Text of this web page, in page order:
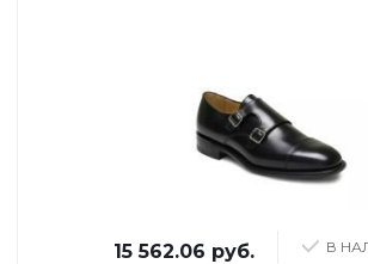
В
15 562.06 руб.